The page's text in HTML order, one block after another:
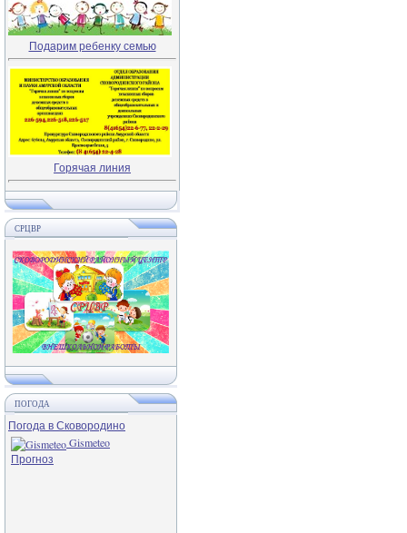
Подарим ребенку семью
Горячая линия
СРЦВР
ПОГОДА
Погода в Сковородино
Gismeteo
Прогноз